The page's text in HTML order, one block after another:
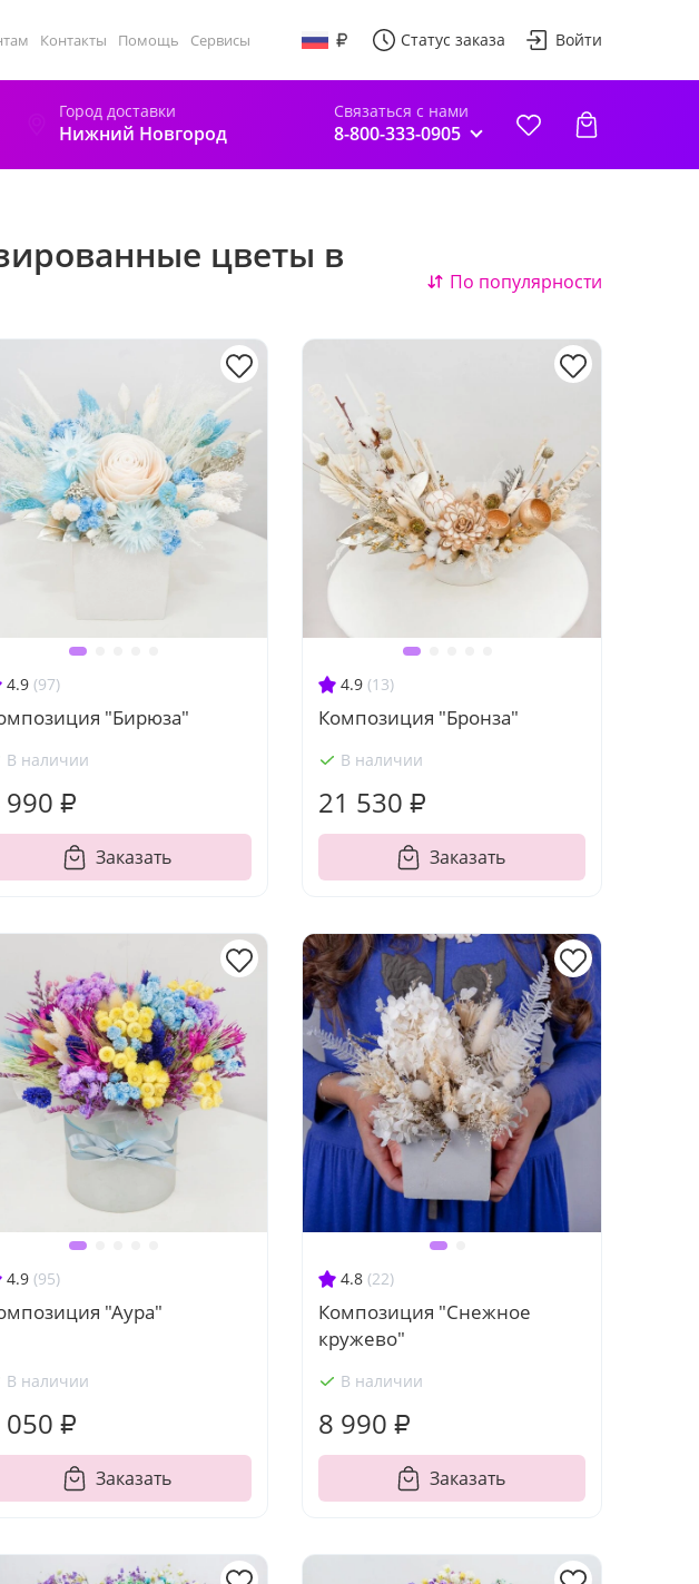
Контакты Помощь Сервисы Статус заказа Войти
Город доставки
Нижний Новгород
Связаться с нами
8-800-333-0905
цветы в
По популярности
4.9 (97)
"Бирюза"
В наличии
990 ₽
Заказать
4.9 (13)
Композиция "Бронза"
В наличии
21 530 ₽
Заказать
4.9 (95)
"Аура"
В наличии
050 ₽
Заказать
4.8 (22)
Композиция "Снежное
кружево"
В наличии
8 990 ₽
Заказать